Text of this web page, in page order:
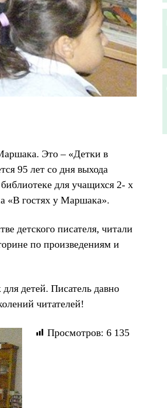
Это – «Детки в
95 лет со дня выхода
для учащихся 2- х
«В гостях у Маршака».
детского писателя, читали
по произведениям и
детей. Писатель давно
читателей!
Просмотров: 6 135